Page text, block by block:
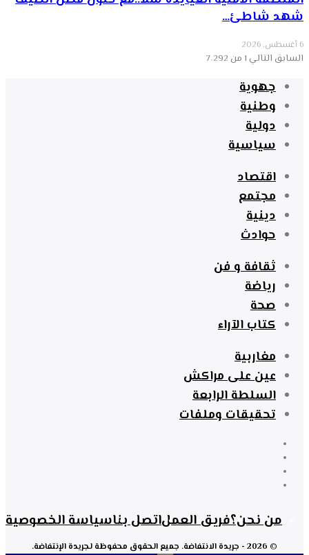
شهد شاطئ…
6 أغسطس, 2026
السابق التالي 1 من 7٬292
جهوية
وطنية
دولية
سياسية
اقتصاد
مجتمع
دينية
حوادث
ثقافة و فن
رياضة
صحة
كتاب الآراء
مغاربية
عين على مراكش
السلطة الرابعة
تحقيقات وملفات
من نحن؟فريق العملاتصل بناسياسة الخصوصية
© 2026 - جريدة الانتفاضة. جميع الحقوق محفوظة لجريدة الإنتفاضة.